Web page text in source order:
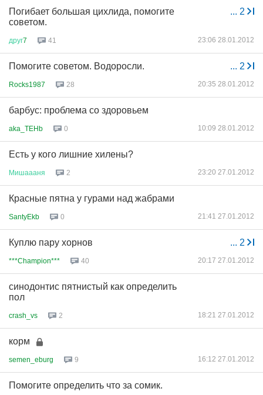
... 2
Погибает большая цихлида, помогите
советом.
друг7 41 23:06 28.01.2012
... 2
Помогите советом. Водоросли.
Rocks1987 28 20:35 28.01.2012
барбус: проблема со здоровьем
aka_TEHb 0 10:09 28.01.2012
Есть у кого лишние хилены?
Мишаааня 2 23:20 27.01.2012
Красные пятна у гурами над жабрами
SantyEkb 0 21:41 27.01.2012
... 2
Куплю пару хорнов
***Champion*** 40 20:17 27.01.2012
синодонтис пятнистый как определить
пол
crash_vs 2 18:21 27.01.2012
корм
semen_eburg 9 16:12 27.01.2012
Помогите определить что за сомик.